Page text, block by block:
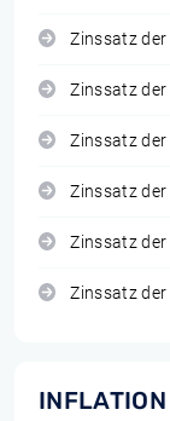
Zinssatz
Zinssatz
Zinssatz
Zinssatz
Zinssatz
Zinssatz
INFLATION